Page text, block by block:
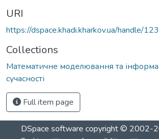
URI
https://dspace.khadi.kharkov.ua/handle/
Collections
Математичне моделювання та
сучасності
Full item page
DSpace software copyright © 2002-